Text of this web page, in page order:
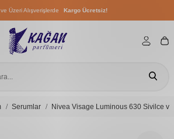
Üzeri Alışverişlerde Kargo Ücretsiz!
Üzeri Alışverişlerde
ve Üzeri Alışverişlerde
Serumlar Nivea Visage Luminous 630 Sivilce ve